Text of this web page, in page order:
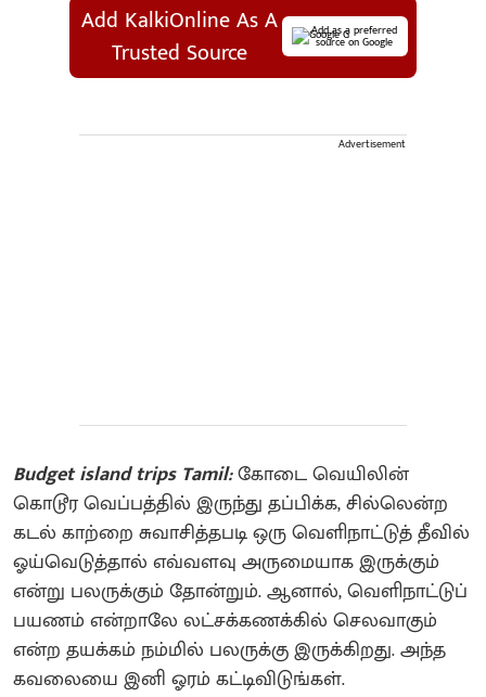
Add KalkiOnline As A
Trusted Source
Add as a preferred
source on Google
Advertisement
Budget island trips Tamil:கோடை வெயிலின்
கொடூர வெப்பத்தில் இருந்து தப்பிக்க, சில்லென்ற
கடல் காற்றை சுவாசித்தபடி ஒரு வெளிநாட்டுத் தீவில்
ஓய்வெடுத்தால் எவ்வளவு அருமையாக இருக்கும்
என்று பலருக்கும் தோன்றும். ஆனால், வெளிநாட்டுப்
பயணம் என்றாலே லட்சக்கணக்கில் செலவாகும்
என்ற தயக்கம் நம்மில் பலருக்கு இருக்கிறது. அந்த
கவலையை இனி ஓரம் கட்டிவிடுங்கள்.